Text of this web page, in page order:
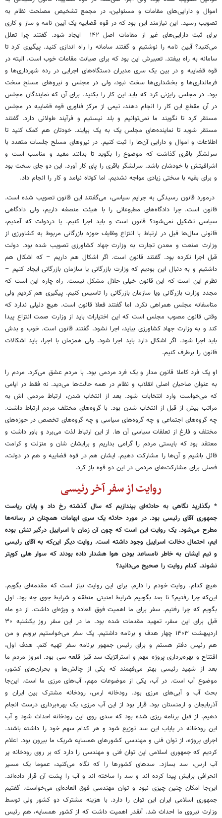
اموال و دارایی‌های مقامات و مسئولین، در مجمع تشخیص مصلحت نظام به
تصویب رسید. این نیازمند این بود که در قوه قضاییه یک آیین نامه و ساز و کاری
برای ثبت دارایی‌های غیر از مقامات اصل ۱۴۲ ایجاد شود. گفتند چرا تعلل
می‌کنید؟ آیین نامه را نوشتیم و گفتند سامانه را راه اندازی کنید. پیگیری کرد تا
سامانه به راه بیفتد. تعبیرش این بود که برای صیانت مقامات خوب است. البته در
قوه قضاییه و در بین یک سری مدیران دستگاه‌های اجرایی در رده شهرداری‌ها و
فرمانداری‌ها و بخشداری‌ها سخت نبود، ولی در مجلس و نیروهای مسلح سخت
بود. در مجلس رایزنی کرد که باید این کار را بکنید. برای آن که نمایندگان مجلس
در آن مقطع این کار را انجام دهند، تیمی از مرکز فناوری قوه قضاییه در مجلس
مستقر کرد تا نگویند ما نمی‌توانیم و بلد نیستیم و فرآیند طولانی دارد. گفتند
مستقر شوید تا نماینده‌های مجلس یک به یک بیایند. خودتان هم کمک کنید تا
اطلاعات و اموال و دارایی آن‌ها را ثبت کنیم. در نیروهای مسلح جلسات متعدد با
سرلشگر باقری گذاشت که موضوع را بگوید تا بدانند مفید و مناسب است و
اشرافیتش با خودشان باشد. سرلشگر باقری را پای کار آورد. این دو جای سخت بود
و برای بقیه با سختی زیادی مواجه نشدیم. اما کوتاه نیامد و کار را انجام داد.
درمورد قانون رسیدگی به جرایم سیاسی، می‌گفتند این قانون تصویب شده است.
قانون است. چرا دادگاه‌های مطبوعاتی را با هیئت منصفه داریم، ولی دادگاهی
سیاسی تشکیل نمی‌شود؟ قانون است و باید اجرا کنیم. یا دردولت که آمدیم،
قانونی سال‌ها قبل در ارتباط با انتزاع وظایف حوزه بازرگانی مربوط به کشاورزی از
وزارت صنعت و معدن تجارت به وزارت جهاد کشاورزی تصویب شده بود. دولت
قبل اجرا نکرده بود. گفتند قانون است. اگر اشکال هم داریم – که اشکال هم
داشتیم و به دنبال این بودیم که وزارت بازرگانی یا سازمان بازرگانی ایجاد کنیم –
نظرم این است که این قانون خیلی حلال مشکل نیست. راه چاره این است که
مجدد وزارت بازرگانی ویا سازمان بازرگانی را تاسیس کنیم. پیگیری هم کردیم ولی
متاسفانه مجلس همراهی نکرد. اما گفتند فعلا قانون است. هیچ دلیلی ندارد که
وقتی قانون مصوب مجلس است که این اختیارات باید از وزارت صمت انتزاع پیدا
کند و به وزارت جهاد کشاورزی بیاید، اجرا نشود. گفتند قانون است. خوب و بدش
باید اجرا شود. اگر اشکال دارد باید اجرا شود. ولی همزمان با اجرا، باید اشکالات
قانون را برطرف کنیم.
او یک فرد کاملا قانون مدار و یک فرد مردمی بود. با مردم عشق می‌کرد. مردم را
به عنوان صاحبان اصلی انقلاب و نظام در همه حالت‌ها می‌دید. نه فقط در ایامی
که می‌خواست وارد انتخابات شود. بعد از انتخاب شدن، ارتباط مردمی اش به
مراتب بیش از قبل از انتخاب شدن بود. با گروه‌های مختلف مردم ارتباط داشت.
چه گروه‌های اجتماعی و چه گروه‌های سیاسی و چه گروه‌های تخصص در حوزه‌های
مختلف و فارغ از تعلقات سیاسی آن ها. از این ارتباط لذت می‌برد و باور داشت و
معتقد بود که بایستی مردم را گرامی بداریم و برایشان شان و منزلت و کرامت
قائل باشیم و آن‌ها را مشارکت دهیم. ایشان هم در قوه قضاییه و هم در دولت،
فصلی برای مشارکت‌های مردمی در این دو قوه باز کرد.
روایت از سفر آخر رئیسی
* بگذارید نگاهی به حادثه‌ای بیندازیم که سال گذشته رخ داد و پایان ریاست
جمهوری آقای رئیسی بود. در مورد حادثه یک سری ابهامات همچنان در رسانه‌ها
مطرح می‌شود. یک روایت این است که چون آن زمان با اسراییل درگیر تنش بوده
ایم، احتمال دخالت اسراییل وجود داشته است. روایت دیگر این‌که به آقای رئیسی
و تیم ایشان به خاطر نامساعد بودن هوا هشدار داده بودند که سوار هلی کوپتر
نشوند. کدام روایت را صحیح می‌دانید؟
هیچ کدام. روایت خودم را دارم. برای این روایت نیاز است که مقدمه‌ای بگویم.
این‌که چرا رفتیم؟ تا بعد بگوییم شرایط امنیتی منطقه و شرایط جوی چه بود. اول
بگویم که چرا رفتیم. سفر برای ما اهمیت فوق العاده و ویژه‌ای داشت. از دو ماه
قبل برای این سفر، تمهید مقدمات شده بود. ما در این سفر روز یکشنبه ۳۰
اردیبهشت ۱۴۰۳ چهار هدف و برنامه داشتیم. یک سفر می‌خواستیم برویم و من
هم رئیس دفتر هستم و برای رئیس جمهور برنامه سفر تهیه کنم. هدف اول،
افتتاح و بهره‌برداری پروژه مهم و استراتژیک سد قیز قلعه سی بود. امروز مردم ما
بعد از شهید رئیسی بهتر می‌فهمند که یکی از چالش‌ها و بحران‌های کشور،
موضوع آب است. در آب، یکی از موضوعات مهم، آب‌های مرزی ما است. این‌جا
بحث آب و آبی‌های مرزی بود. رودخانه ارس، رودخانه مشترک بین ایران و
آذربایجان و ارمنستان بود. قرار بود از این آب مرزی، یک بهره‌برداری درست انجام
دهیم. از قبل برنامه ریزی شده بود که سدی روی این رودخانه احداث شود و آب
این رودخانه در پایاب این سد توزیع شود و هر کدام سهم خود را داشته باشند.
اجرای پروژه، از توان فنی و مهندسی کشورهای همسایه شریک ما بیرون بود. اعلام
کردیم که جمهوری اسلامی این توان فنی و مهندسی را دارد که بر روی رودخانه پر
آب ارس، سد بسازد. سدهای کشورها را که نگاه می‌کنید، عموما یک مسیر
انحرافی برایش پیدا کرده اند و سد را ساخته اند و آب را پشت آن قرار داده‌اند.
این‌جا امکان چنین چیزی نبود و توان مهندسی فوق العاده‌ای می‌خواست. گفتیم
جمهوری اسلامی ایران این توان را دارد. با هزینه مشترک دو کشور ولی توسط
وزارت نیروی ما احداث شد. آنقدر اهمیت داشت که از کشور همسایه، هم رئیس